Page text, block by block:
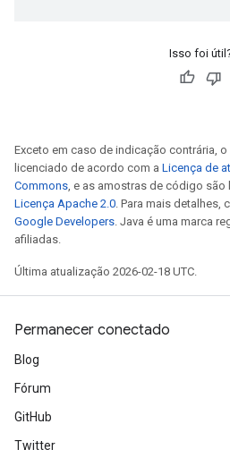
Isso foi
Exceto em caso de indicação contrária,
licenciado de acordo com a Licença de
Commons, e as amostras de código
Licença Apache 2.0. Para mais detalhes,
Google Developers. Java é uma marca
afiliadas.
Última atualização 2026-02-18 UTC.
Permanecer conectado
Blog
Fórum
GitHub
Twitter